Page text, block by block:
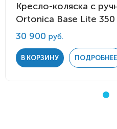
Кресло-коляска с
Ortonica Base Lite 350
30 900 руб.
В КОРЗИНУ ПОДРОБНЕЕ